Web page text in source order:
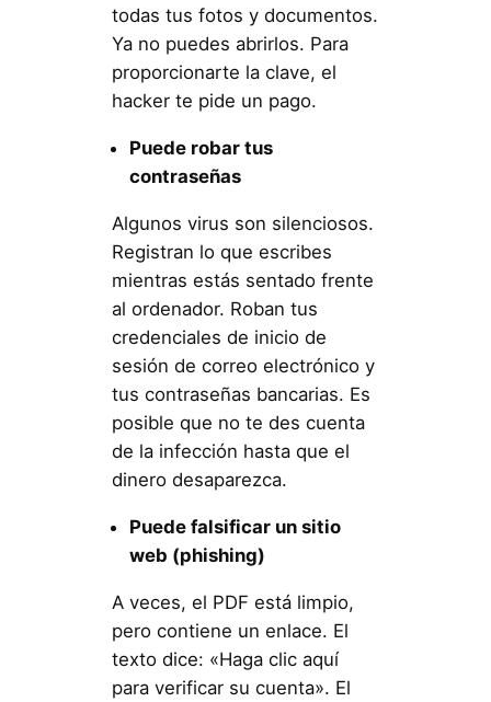
todas tus fotos y documentos.
Ya no puedes abrirlos. Para
proporcionarte la clave, el
hacker te pide un pago.
Puede robar tus
contraseñas
Algunos virus son silenciosos.
Registran lo que escribes
mientras estás sentado frente
al ordenador. Roban tus
credenciales de inicio de
sesión de correo electrónico y
tus contraseñas bancarias. Es
posible que no te des cuenta
de la infección hasta que el
dinero desaparezca.
Puede falsificar un sitio
web (phishing)
A veces, el PDF está limpio,
pero contiene un enlace. El
texto dice: «Haga clic aquí
para verificar su cuenta». El